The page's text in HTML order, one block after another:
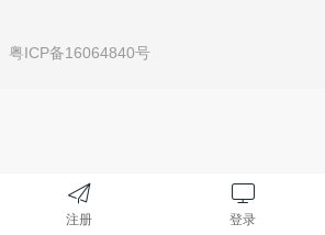
粤ICP备16064840号
注册 登录